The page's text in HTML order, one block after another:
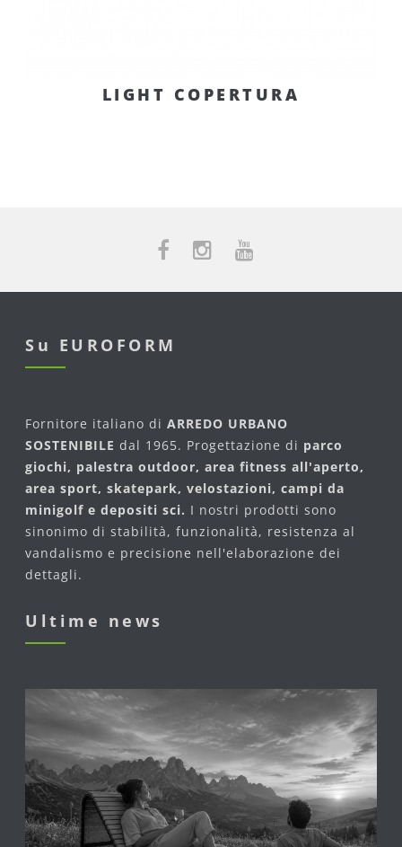
LIGHT COPERTURA
Su EUROFORM
Fornitore italiano di ARREDO URBANO
SOSTENIBILE dal 1965. Progettazione di parco
giochi, palestra outdoor, area fitness all'aperto,
area sport, skatepark, velostazioni, campi da
minigolf e depositi sci. I nostri prodotti sono
sinonimo di stabilità, funzionalità, resistenza al
vandalismo e precisione nell'elaborazione dei
dettagli.
Ultime news